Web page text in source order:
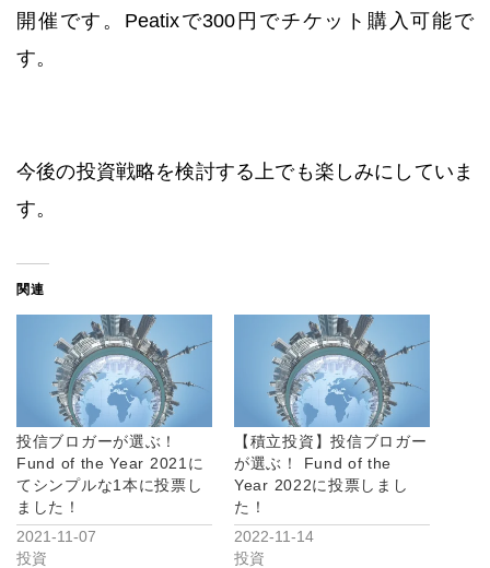
開催です。Peatixで300円でチケット購入可能で
す。
今後の投資戦略を検討する上でも楽しみにしていま
す。
関連
投信ブロガーが選ぶ！
Fund of the Year 2021に
てシンプルな1本に投票し
ました！
2021-11-07
投資
【積立投資】投信ブロガー
が選ぶ！ Fund of the
Year 2022に投票しまし
た！
2022-11-14
投資